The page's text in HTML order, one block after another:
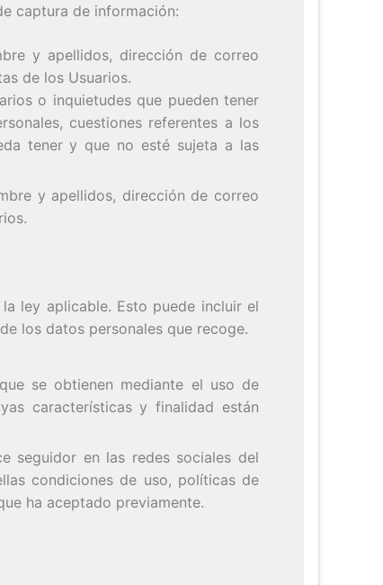
captura de información:
y apellidos, dirección de correo
de los Usuarios.
o inquietudes que pueden tener
cuestiones referentes a los
tener y que no esté sujeta a las
y apellidos, dirección de correo
ley aplicable. Esto puede incluir el
los datos personales que recoge.
se obtienen mediante el uso de
características y finalidad están
seguidor en las redes sociales del
condiciones de uso, políticas de
ha aceptado previamente.